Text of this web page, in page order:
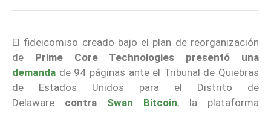
El fideicomiso creado bajo el plan de reorganización
de Prime Core Technologies
presentó una
demanda de 94 páginas ante el Tribunal de Quiebras
de Estados Unidos para el Distrito de
Delaware contra Swan Bitcoin, la plataforma